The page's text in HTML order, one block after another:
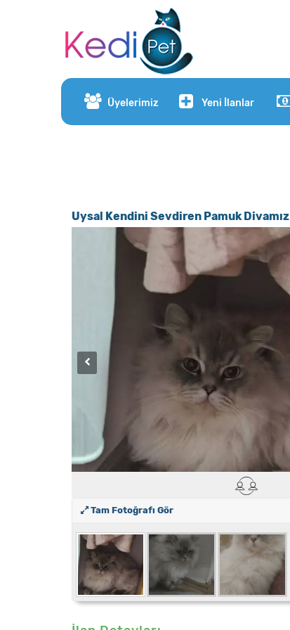
Üyelerimiz Yeni İlanlar
Uysal Kendini Sevdiren Pamuk Divamız
Tam Fotoğrafı Gör